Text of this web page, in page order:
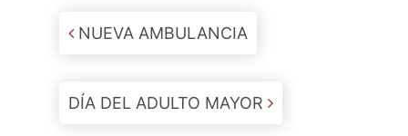
Post navigation
NUEVA AMBULANCIA
DÍA DEL ADULTO MAYOR